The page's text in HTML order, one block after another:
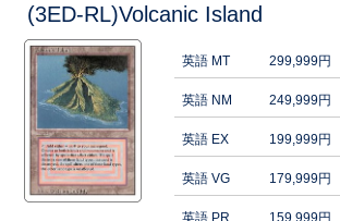
(3ED-RL)Volcanic Island
英語 MT 299,999円
英語 NM 249,999円
英語 EX 199,999円
英語 VG 179,999円
英語 PR 159,999円